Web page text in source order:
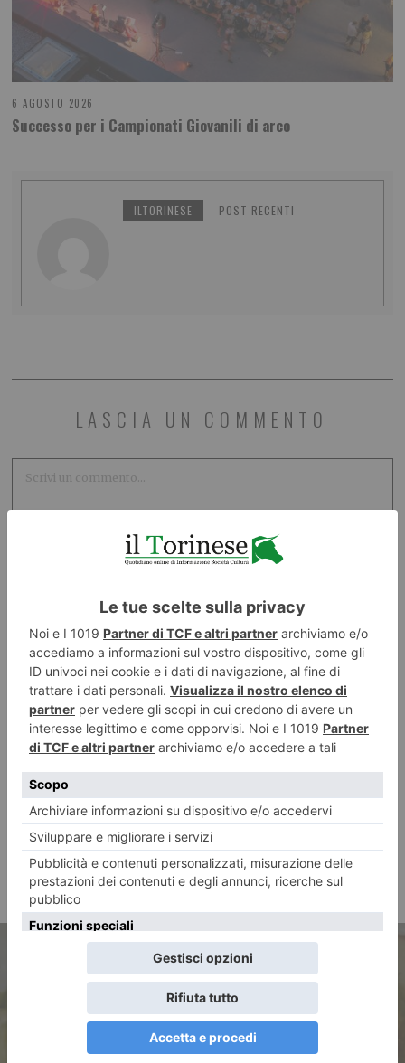
6 AGOSTO 2026
Successo per i Campionati Giovanili di arco
ILTORINESE POST RECENTI
LASCIA UN COMMENTO
ARTICOLO PRECEDENTE